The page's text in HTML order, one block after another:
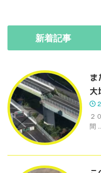
新着記事
ま
大
２
間